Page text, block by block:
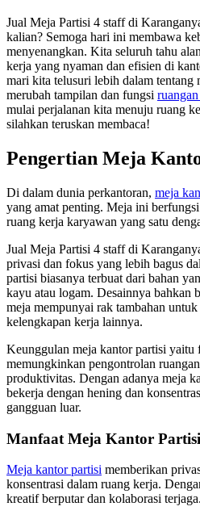
Jual Meja Partisi 4 staff di
kalian? Semoga hari ini membawa
menyenangkan. Kita seluruh tahu
kerja yang nyaman dan efisien di
mari kita telusuri lebih dalam tentang
merubah tampilan dan fungsi
mulai perjalanan kita menuju ruang
silahkan teruskan membaca!
Pengertian Meja
Di dalam dunia perkantoran, meja
yang amat penting. Meja ini berfungsi
ruang kerja karyawan yang satu
Jual Meja Partisi 4 staff di
privasi dan fokus yang lebih bagus
partisi biasanya terbuat dari bahan
kayu atau logam. Desainnya bahkan
meja mempunyai rak tambahan
kelengkapan kerja lainnya.
Keunggulan meja kantor partisi yaitu
memungkinkan pengontrolan
produktivitas. Dengan adanya meja
bekerja dengan hening dan
gangguan luar.
Manfaat Meja Kantor
Meja kantor partisi memberikan
konsentrasi dalam ruang kerja.
kreatif berputar dan kolaborasi terjaga.